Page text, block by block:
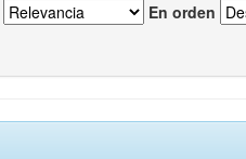
En orden